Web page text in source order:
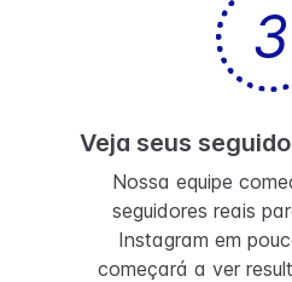
3
Veja seus
Nossa equipe
seguidores reais
Instagram em
começará a ver